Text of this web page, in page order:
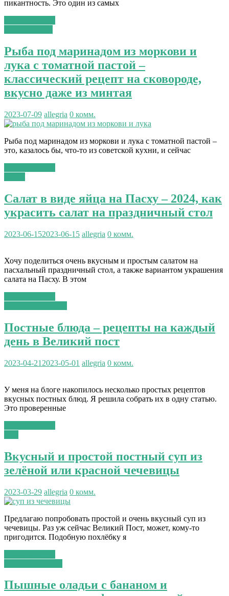
пикантность. Это один из самых
Рыба под маринадом из моркови и
лука с томатной пастой –
классический рецепт на сковороде,
вкусно даже из минтая
2023-07-09 allegria 0 комм.
Рыба под маринадом из моркови и лука с томатной пастой –
это, казалось бы, что-то из советской кухни, и сейчас
Салат в виде яйца на Пасху – 2024, как
украсить салат на праздничный стол
2023-06-152023-06-15 allegria 0 комм.
Хочу поделиться очень вкусным и простым салатом на
пасхальный праздничный стол, а также вариантом украшения
салата на Пасху. В этом
Постные блюда – рецепты на каждый
день в Великий пост
2023-04-21 2023-05-01 allegria 0 комм.
У меня на блоге накопилось несколько простых рецептов
вкусных постных блюд. Я решила собрать их в одну статью.
Это проверенные
Вкусный и простой постный суп из
зелёной или красной чечевицы
2023-03-29 allegria 0 комм.
Предлагаю попробовать простой и очень вкусный суп из
чечевицы. Раз уж сейчас Великий Пост, может, кому-то
пригодится. Подобную похлёбку я
Пышные оладьи с бананом и